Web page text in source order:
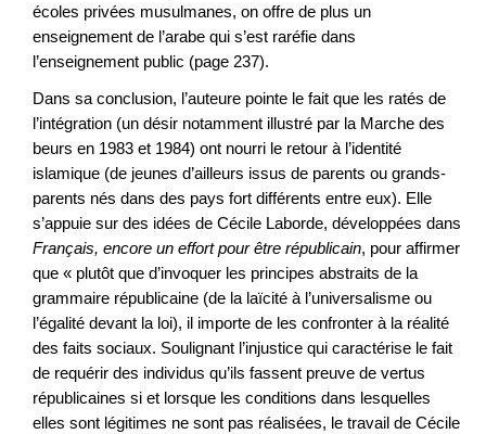
écoles privées musulmanes, on offre de plus un
enseignement de l’arabe qui s’est raréfie dans
l’enseignement public (page 237).
Dans sa conclusion, l’auteure pointe le fait que les ratés de
l’intégration (un désir notamment illustré par la Marche des
beurs en 1983 et 1984) ont nourri le retour à l’identité
islamique (de jeunes d’ailleurs issus de parents ou grands-
parents nés dans des pays fort différents entre eux). Elle
s’appuie sur des idées de Cécile Laborde, développées dans
Français, encore un effort pour être républicain, pour affirmer
que « plutôt que d’invoquer les principes abstraits de la
grammaire républicaine (de la laïcité à l’universalisme ou
l’égalité devant la loi), il importe de les confronter à la réalité
des faits sociaux. Soulignant l’injustice qui caractérise le fait
de requérir des individus qu’ils fassent preuve de vertus
républicaines si et lorsque les conditions dans lesquelles
elles sont légitimes ne sont pas réalisées, le travail de Cécile